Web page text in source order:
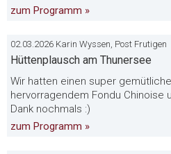
zum Programm »
02.03.2026 Karin Wyssen, Post Frutigen
Hüttenplausch am Thunersee
Wir hatten einen super
hervorragendem Fondu Chinoise
Dank nochmals :)
zum Programm »